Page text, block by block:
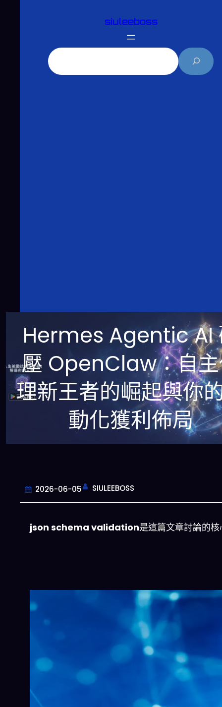
siuleeboss
Hermes Agentic AI
壓 OpenClaw：自
理新王者的崛起與你
動化獲利佈局
2026-06-05 SIULEEBOSS
json schema validation是這篇文章討論的核